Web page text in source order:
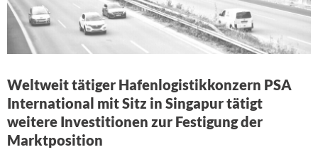
Weltweit tätiger Hafenlogistikkonzern PSA
International mit Sitz in Singapur tätigt
weitere Investitionen zur Festigung der
Marktposition